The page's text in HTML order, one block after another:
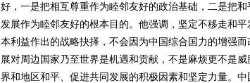
好，一是把相互尊重作为睦邻友好的政治基础，二是把
发展作为睦邻友好的根本目的。他强调，坚定不移走和
本利益作出的战略抉择，不会因为中国综合国力的增强
展对周边国家乃至世界是机遇和贡献，不是麻烦更不是
界和地区和平、促进共同发展的积极因素和坚定力量。